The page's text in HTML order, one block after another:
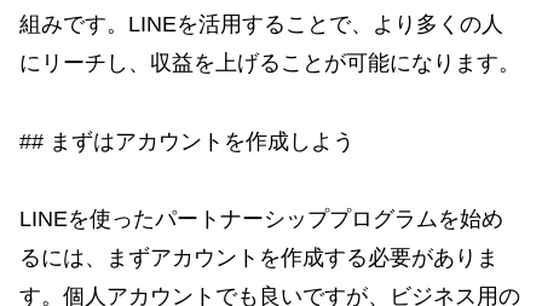
組みです。LINEを活用することで、より多くの人
にリーチし、収益を上げることが可能になります。
## まずはアカウントを作成しよう
LINEを使ったパートナーシッププログラムを始め
るには、まずアカウントを作成する必要がありま
す。個人アカウントでも良いですが、ビジネス用の